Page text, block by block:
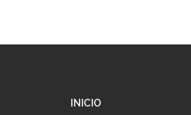
INICIO